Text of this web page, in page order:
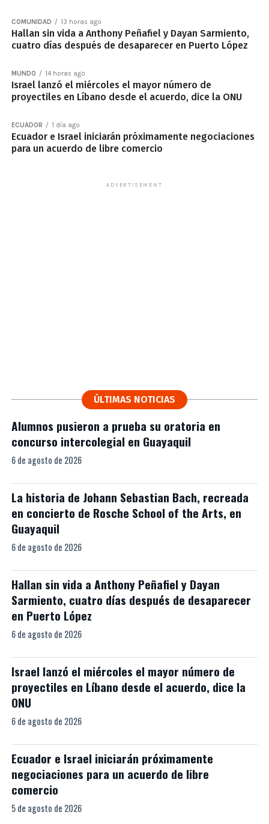
COMUNIDAD 13 horas ago
Hallan sin vida a Anthony Peñafiel y Dayan Sarmiento,
cuatro días después de desaparecer en Puerto López
MUNDO 14 horas ago
Israel lanzó el miércoles el mayor número de
proyectiles en Líbano desde el acuerdo, dice la ONU
ECUADOR 1 día ago
Ecuador e Israel iniciarán próximamente negociaciones
para un acuerdo de libre comercio
ADVERTISEMENT
ÚLTIMAS NOTICIAS
Alumnos pusieron a prueba su oratoria en
concurso intercolegial en Guayaquil
6 de agosto de 2026
La historia de Johann Sebastian Bach, recreada
en concierto de Rosche School of the Arts, en
Guayaquil
6 de agosto de 2026
Hallan sin vida a Anthony Peñafiel y Dayan
Sarmiento, cuatro días después de desaparecer
en Puerto López
6 de agosto de 2026
Israel lanzó el miércoles el mayor número de
proyectiles en Líbano desde el acuerdo, dice la
ONU
6 de agosto de 2026
Ecuador e Israel iniciarán próximamente
negociaciones para un acuerdo de libre
comercio
5 de agosto de 2026